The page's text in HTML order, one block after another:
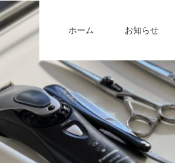
ホーム お知らせ